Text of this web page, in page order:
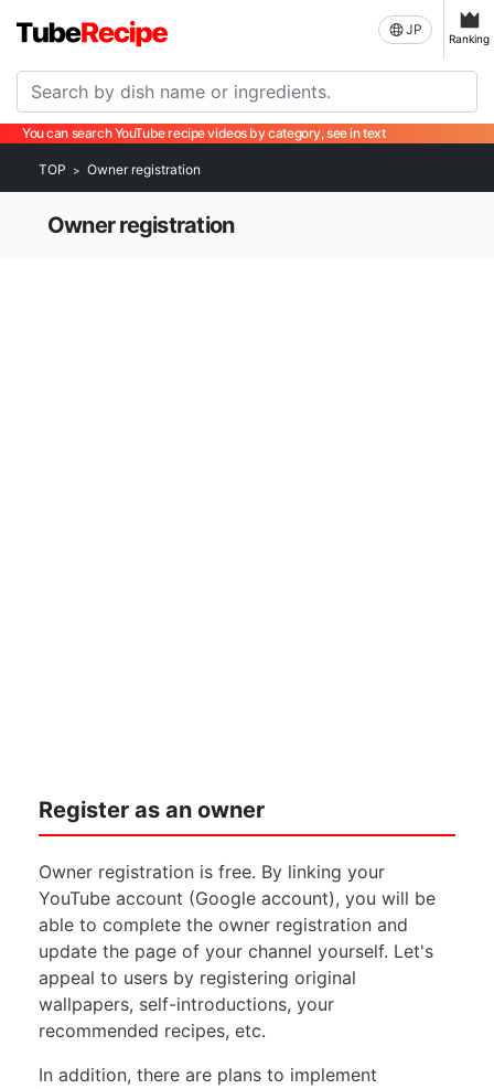
JP
Ranking
You can search YouTube recipe videos by category, see in text
TOP Owner registration
Owner registration
Register as an owner
Owner registration is free. By linking your
YouTube account (Google account), you will be
able to complete the owner registration and
update the page of your channel yourself. Let's
appeal to users by registering original
wallpapers, self-introductions, your
recommended recipes, etc.
In addition, there are plans to implement